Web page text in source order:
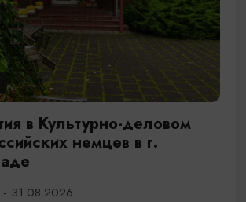
в Культурно-деловом
немцев в г.
31.08.2026